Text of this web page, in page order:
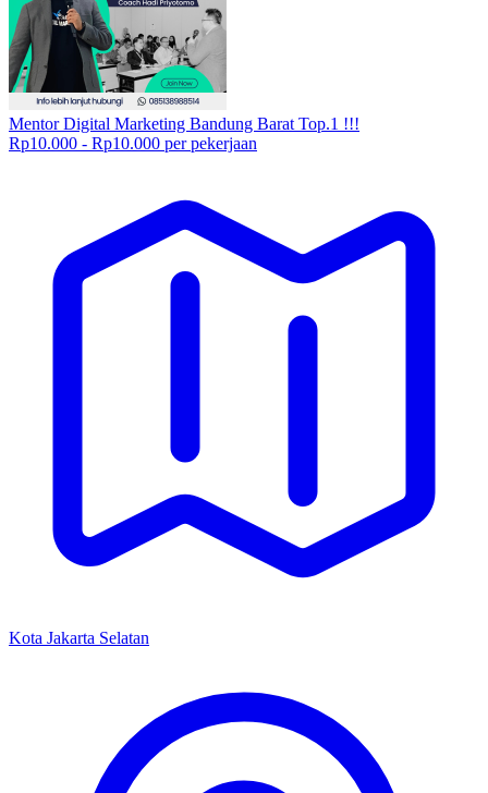
Mentor Digital Marketing Bandung Barat Top.1 !!!
Rp10.000 - Rp10.000 per pekerjaan
Kota Jakarta Selatan